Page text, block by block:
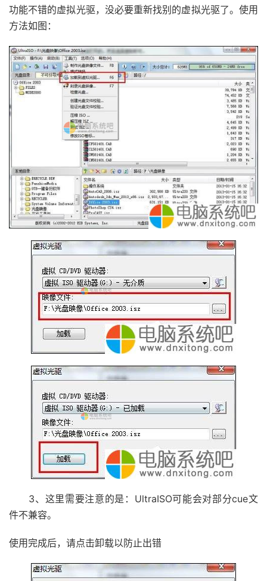
功能不错的虚拟光驱，没必要重新找别的虚拟光驱了。使用
方法如图：
3、这里需要注意的是：UltraISO可能会对部分cue文
件不兼容。
使用完成后，请点击卸载以防止出错